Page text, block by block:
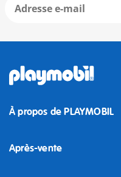
À propos de PLAYMOBIL
Après-vente